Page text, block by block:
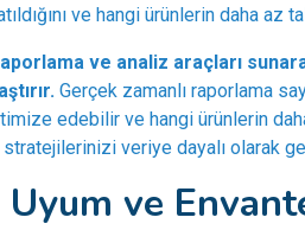
ve hangi ürünlerin daha az
ve analiz araçları
Gerçek zamanlı raporlama
edebilir ve hangi ürünlerin
stratejilerinizi veriye dayalı olarak
Uyum ve